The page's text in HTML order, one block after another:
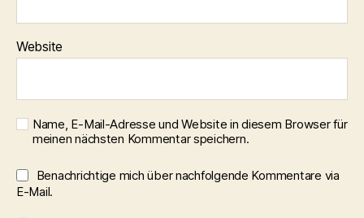
Website
Name, E-Mail-Adresse und Website in diesem Browser für
meinen nächsten Kommentar speichern.
Benachrichtige mich über nachfolgende Kommentare via
E-Mail.